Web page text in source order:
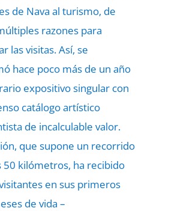
de Nava al turismo, de
razones para
las visitas. Así, se
hace poco más de un año
expositivo singular con
catálogo artístico
de incalculable valor.
que supone un recorrido
50 kilómetros, ha recibido
en sus primeros
de vida –